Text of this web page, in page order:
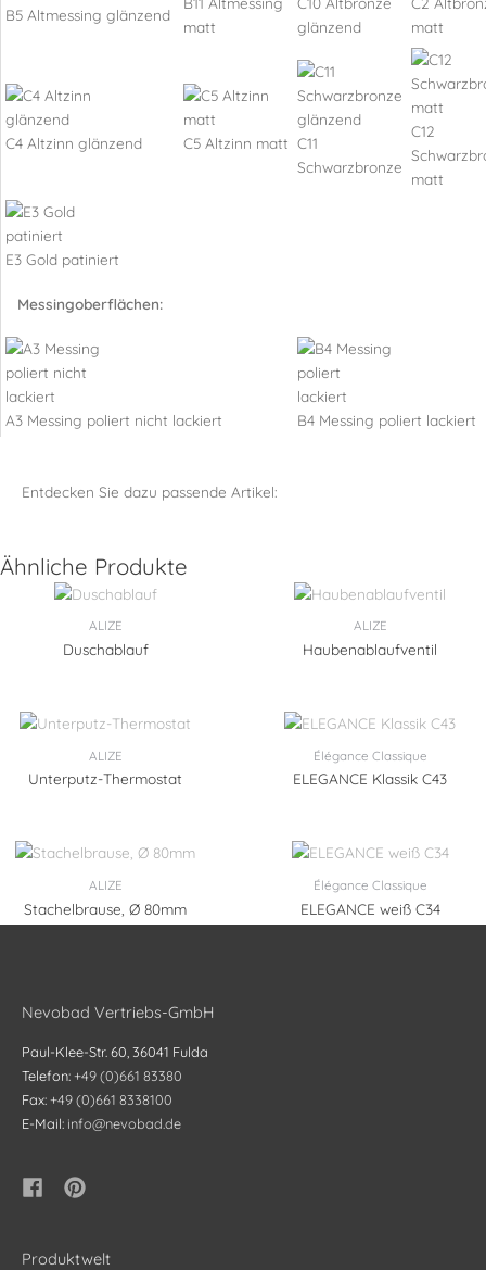
B5 Altmessing glänzend
matt
glänzend
matt
C4 Altzinn glänzend C5 Altzinn matt C11
Schwarzbronze
C12
matt
E3 Gold patiniert
Messingoberflächen:
A3 Messing poliert nicht lackiert B4 Messing poliert lackiert
Entdecken Sie dazu passende Artikel:
Ähnliche Produkte
ALIZE
Duschablauf
ALIZE
Haubenablaufventil
ALIZE
Unterputz-Thermostat
Élégance Classique
ELEGANCE Klassik C43
ALIZE
Stachelbrause, Ø 80mm
Élégance Classique
ELEGANCE weiß C34
Nevobad Vertriebs-GmbH
Paul-Klee-Str. 60, 36041 Fulda
Telefon:+49 (0)661 83380
Fax:+49 (0)661 8338100
E-Mail: info@nevobad.de
Produktwelt